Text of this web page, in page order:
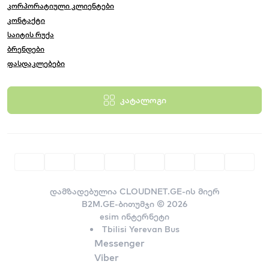
კორპორატიული კლიენტები
კონტაქტი
საიტის რუქა
ბრენდები
ფასდაკლებები
კატალოგი
დამზადებულია CLOUDNET.GE-ის მიერ
B2M.GE-ბითუმჯი © 2026
esim ინტერნეტი
Tbilisi Yerevan Bus
Messenger
Viber